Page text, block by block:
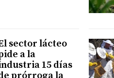
sector lácteo
a la
15 días